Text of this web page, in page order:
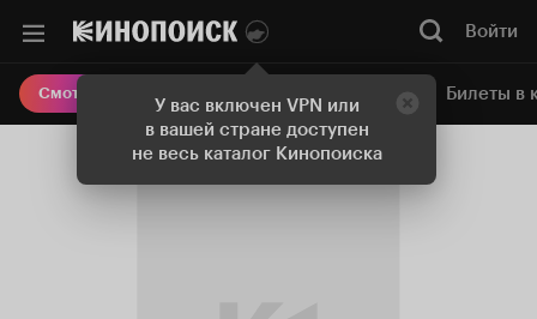
У вас включен VPN или
в вашей стране доступен
не весь каталог Кинопоиска
Войти
Смотреть кино Онлайн-кинотеатр Билеты в